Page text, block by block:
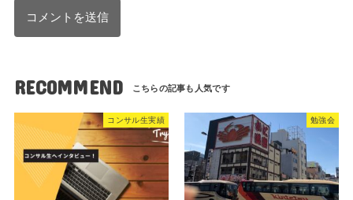
RECOMMEND
コンサル生実績 勉強会